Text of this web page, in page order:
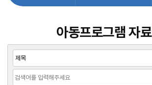
아동프로그램 자